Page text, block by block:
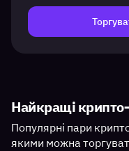
Найкращі
Популярні пари
якими можна